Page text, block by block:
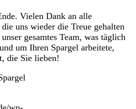
Vielen Dank an alle
uns wieder die Treue gehalten
gesamtes Team, was täglich
um Ihren Spargel arbeitete,
die Sie lieben!